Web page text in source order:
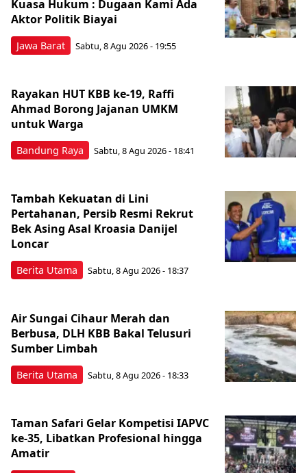
Jawa Barat
Kuasa Hukum : Dugaan Kami Ada
Aktor Politik Biayai
Sabtu, 8 Agu 2026 - 19:55
Bandung Raya
Rayakan HUT KBB ke-19, Raffi
Ahmad Borong Jajanan UMKM
untuk Warga
Sabtu, 8 Agu 2026 - 18:41
Berita Utama
Tambah Kekuatan di Lini
Pertahanan, Persib Resmi Rekrut
Bek Asing Asal Kroasia Danijel
Loncar
Sabtu, 8 Agu 2026 - 18:37
Berita Utama
Air Sungai Cihaur Merah dan
Berbusa, DLH KBB Bakal Telusuri
Sumber Limbah
Sabtu, 8 Agu 2026 - 18:33
Taman Safari Gelar Kompetisi IAPVC
ke-35, Libatkan Profesional hingga
Amatir